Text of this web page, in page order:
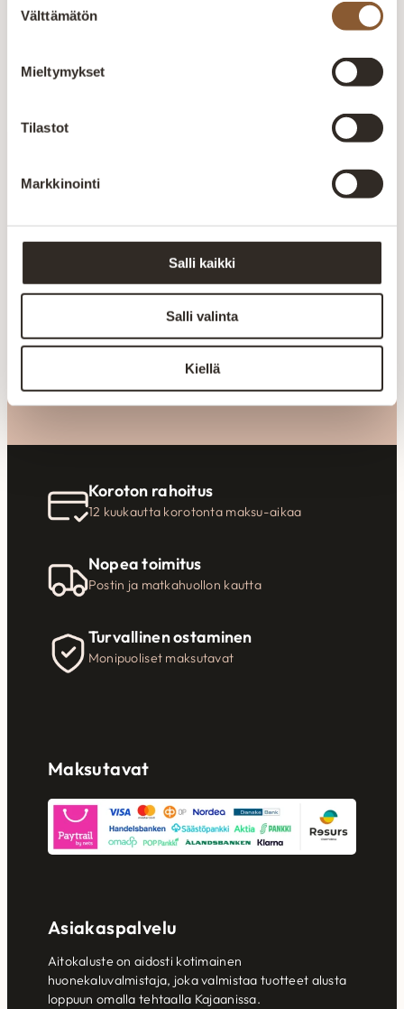
valinta
Välttämätön
Mieltymykset
Tilastot
Markkinointi
Salli kaikki
Salli valinta
Kiellä
Aitokalusteen huonekalut valmistetaan Kajaanin
tehtaalla alusta loppuun. Oma tuotanto mahdollistaa
asiakkaiden tarpeisiin.
tilaratkaisuihin
Liity
Koroton rahoitus
12 kuukautta korotonta maksu-aikaa
Nopea toimitus
Postin ja matkahuollon kautta
Turvallinen ostaminen
Monipuoliset maksutavat
Maksutavat
Asiakaspalvelu
Aitokaluste on aidosti kotimainen
huonekaluvalmistaja, joka valmistaa tuotteet alusta
loppuun omalla tehtaalla Kajaanissa.